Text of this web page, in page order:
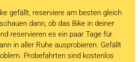
gefällt, reserviere am besten gleich
dann, ob das Bike in deiner
reservieren es ein paar Tage für
in aller Ruhe ausprobieren. Gefällt
Probefahrten sind kostenlos